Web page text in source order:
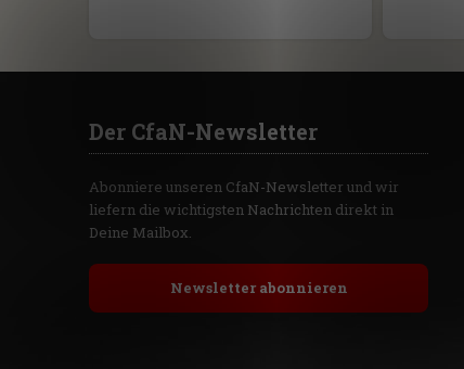
Der CfaN-Newsletter
Abonniere unseren CfaN-Newsletter und wir
liefern die wichtigsten Nachrichten direkt in
Deine Mailbox.
Newsletter abonnieren